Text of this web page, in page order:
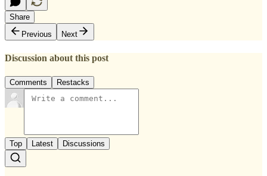
Share
Previous
Next
Discussion about this post
Comments Restacks
Top Latest Discussions